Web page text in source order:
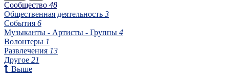
Сообщество 48
Общественная деятельность 3
События 6
Музыканты - Артисты - Группы 4
Волонтеры 1
Развлечения 13
Другое 21
Выше